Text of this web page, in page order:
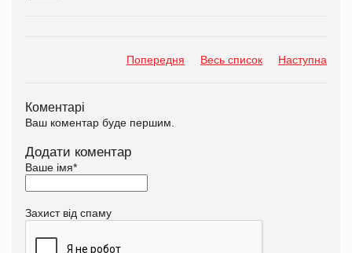
Попередня Весь список Наступна
Коментарі
Ваш коментар буде першим.
Додати коментар
Ваше імя*
Захист від спаму